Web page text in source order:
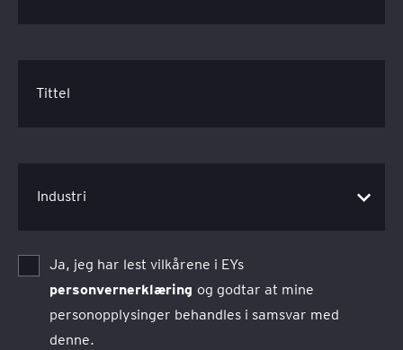
Tittel
Ja, jeg har lest vilkårene i EYs
personvernerklæring og godtar at mine
personopplysinger behandles i samsvar med
denne.